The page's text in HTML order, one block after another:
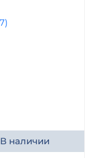
В наличии